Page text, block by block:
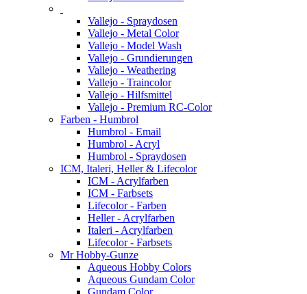
Vallejo - Spraydosen
Vallejo - Metal Color
Vallejo - Model Wash
Vallejo - Grundierungen
Vallejo - Weathering
Vallejo - Traincolor
Vallejo - Hilfsmittel
Vallejo - Premium RC-Color
Farben - Humbrol
Humbrol - Email
Humbrol - Acryl
Humbrol - Spraydosen
ICM, Italeri, Heller & Lifecolor
ICM - Acrylfarben
ICM - Farbsets
Lifecolor - Farben
Heller - Acrylfarben
Italeri - Acrylfarben
Lifecolor - Farbsets
Mr Hobby-Gunze
Aqueous Hobby Colors
Aqueous Gundam Color
Gundam Color